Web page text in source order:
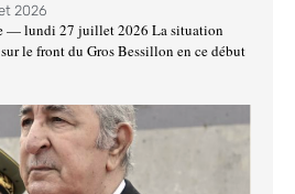
2026
— lundi 27 juillet 2026 La situation
le front du Gros Bessillon en ce début